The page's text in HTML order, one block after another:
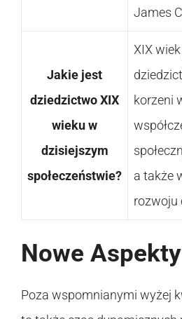
James
Jakie jest
dziedzictwo XIX
wieku w
dzisiejszym
społeczeństwie?
XIX
korzeni
a także
rozwoju
Nowe
Poza wspomnianymi wyżej